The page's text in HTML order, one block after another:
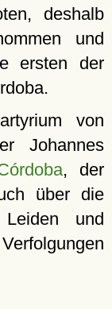
deshalb
und
ersten der
von
Johannes
, der
über die
und